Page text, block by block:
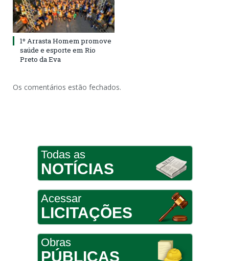
1º Arrasta Homem promove
saúde e esporte em Rio
Preto da Eva
Os comentários estão fechados.
Todas as
NOTÍCIAS
Acessar
LICITAÇÕES
Obras
PÚBLICAS